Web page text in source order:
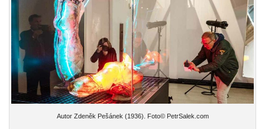
Autor Zdeněk Pešánek (1936). Foto© PetrSalek.com